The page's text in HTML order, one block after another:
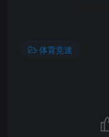
体育竞速